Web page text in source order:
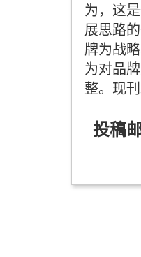
为，这
展思路
牌为战
为对品
整。现
投稿